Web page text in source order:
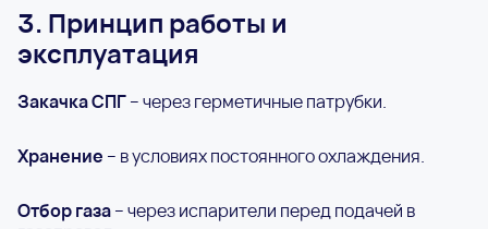
3. Принцип работы и
эксплуатация
Закачка СПГ– через герметичные патрубки.
Хранение – в условиях постоянного охлаждения.
Отбор газа– через испарители перед подачей в